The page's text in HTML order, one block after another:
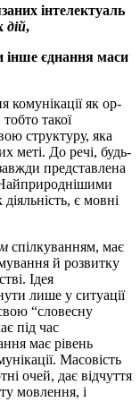
інтелектуаль
дій,
інше єд­нан­ня маси
комунікації як ор­
такої
структуру, яка
меті. До речі, будь-
представлена
Найприроднішими
є мовні
спілкуванням, має
й розвитку
Ідея
лише у ситуації
“словесну
під час
має рівень
Масовість
очей, дає відчуття
мовлення, і